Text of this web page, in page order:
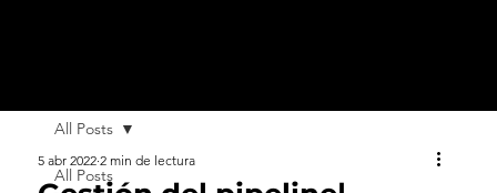
All Posts
All Posts
5 abr 2022 2 min de lectura